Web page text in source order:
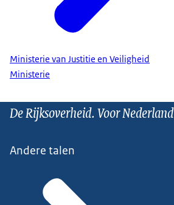
Ministerie van Justitie en Veiligheid
Ministerie
De Rijksoverheid. Voor Nederland
Andere talen